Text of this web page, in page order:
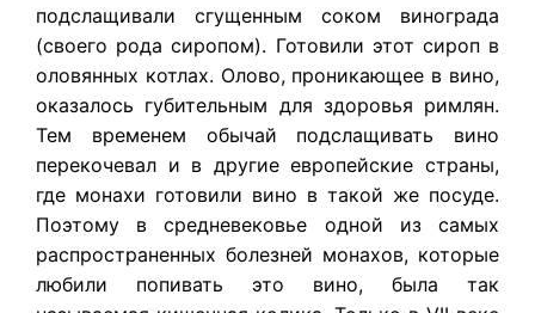
подслащивали сгущенным соком винограда
(своего рода сиропом). Готовили этот сироп в
оловянных котлах. Олово, проникающее в вино,
оказалось губительным для здоровья римлян.
Тем временем обычай подслащивать вино
перекочевал и в другие европейские страны,
где монахи готовили вино в такой же посуде.
Поэтому в средневековье одной из самых
распространенных болезней монахов, которые
любили попивать это вино, была так